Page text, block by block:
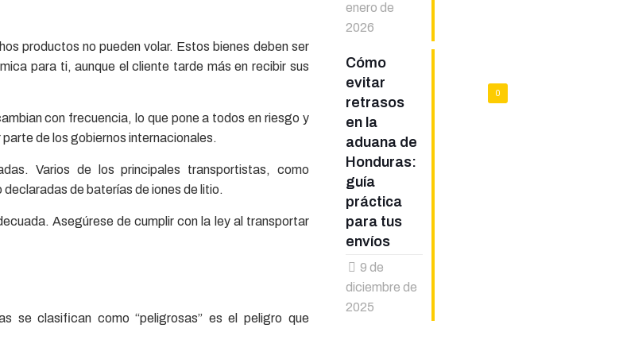
productos no pueden volar. Estos bienes deben ser
para ti, aunque el cliente tarde más en recibir sus
con frecuencia, lo que pone a todos en riesgo y
de los gobiernos internacionales.
Varios de los principales transportistas, como
de baterías de iones de litio.
Asegúrese de cumplir con la ley al transportar
se clasifican como “peligrosas” es el peligro que
enero de
2026
0
Cómo
evitar
retrasos
en la
aduana de
Honduras:
guía
práctica
para tus
envíos
9 de
diciembre de
2025